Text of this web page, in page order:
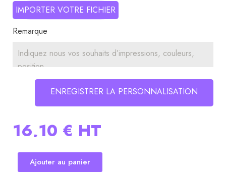
IMPORTER VOTRE FICHIER
Remarque
ENREGISTRER LA PERSONNALISATION
16,10 € HT
Ajouter au panier